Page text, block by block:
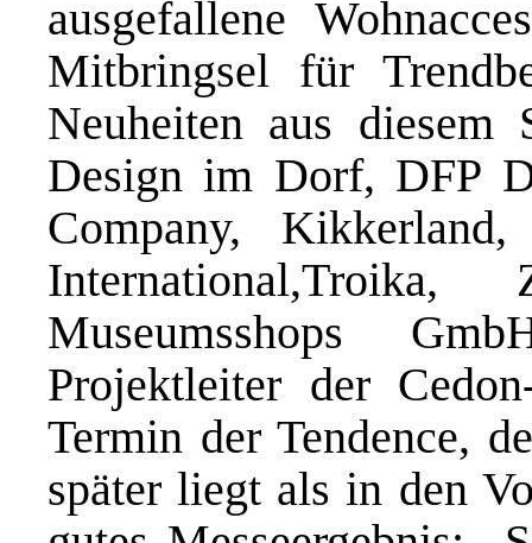
ausgefallene
Mitbringsel für
Neuheiten aus diesem
Design im Dorf, DFP
Company,
Museumsshops
Projektleiter der
Termin der Tendence,
später liegt als in den